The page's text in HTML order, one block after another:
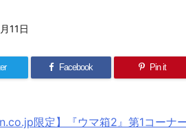
11日
Facebook Pin it
限定】『ウマ箱2』第1コー